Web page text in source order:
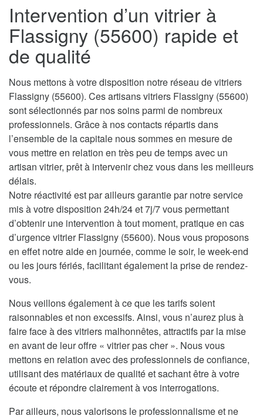
Intervention d’un vitrier à
Flassigny (55600) rapide et
de qualité
Nous mettons à votre disposition notre réseau de vitriers
Flassigny (55600). Ces artisans vitriers Flassigny (55600)
sont sélectionnés par nos soins parmi de nombreux
professionnels. Grâce à nos contacts répartis dans
l’ensemble de la capitale nous sommes en mesure de
vous mettre en relation en très peu de temps avec un
artisan vitrier, prêt à intervenir chez vous dans les meilleurs
délais.
Notre réactivité est par ailleurs garantie par notre service
mis à votre disposition 24h/24 et 7j/7 vous permettant
d’obtenir une intervention à tout moment, pratique en cas
d’urgence vitrier Flassigny (55600). Nous vous proposons
en effet notre aide en journée, comme le soir, le week-end
ou les jours fériés, facilitant également la prise de rendez-
vous.
Nous veillons également à ce que les tarifs soient
raisonnables et non excessifs. Ainsi, vous n’aurez plus à
faire face à des vitriers malhonnêtes, attractifs par la mise
en avant de leur offre « vitrier pas cher ». Nous vous
mettons en relation avec des professionnels de confiance,
utilisant des matériaux de qualité et sachant être à votre
écoute et répondre clairement à vos interrogations.
Par ailleurs, nous valorisons le professionnalisme et ne